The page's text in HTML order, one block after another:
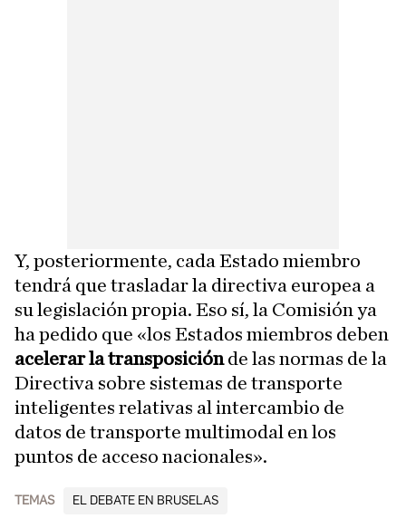
Y, posteriormente, cada Estado miembro
tendrá que trasladar la directiva europea a
su legislación propia. Eso sí, la Comisión ya
ha pedido que «los Estados miembros deben
acelerar la transposiciónde las normas de la
Directiva sobre sistemas de transporte
inteligentes relativas al intercambio de
datos de transporte multimodal en los
puntos de acceso nacionales».
TEMAS EL DEBATE EN BRUSELAS